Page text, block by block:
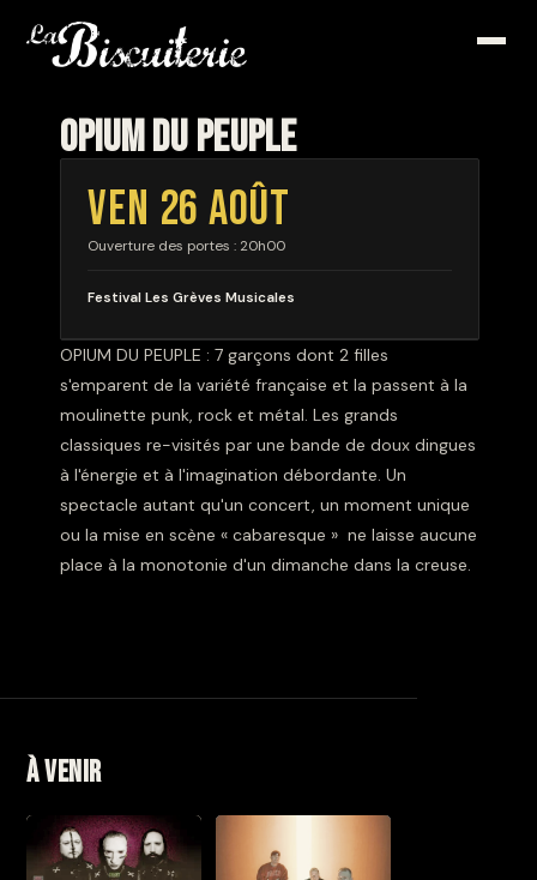
OPIUM DU PEUPLE
OPIUM DU PEUPLE : 7 garçons dont 2 filles
s'emparent de la variété française et la passent à la
moulinette punk, rock et métal. Les grands
classiques re-visités par une bande de doux dingues
à l'énergie et à l'imagination débordante. Un
spectacle autant qu'un concert, un moment unique
ou la mise en scène « cabaresque » ne laisse aucune
place à la monotonie d'un dimanche dans la creuse.
VEN 26 AOÛT
Ouverture des portes : 20h00
Festival Les Grèves Musicales
À venir